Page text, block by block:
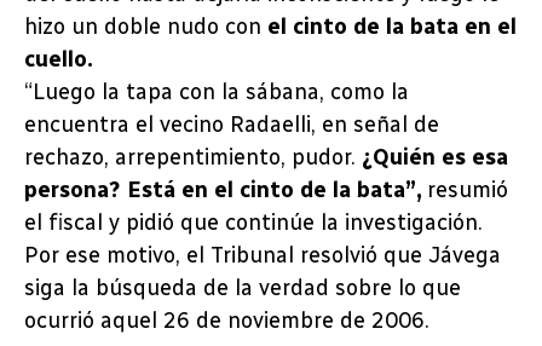
hizo un doble nudo con el cinto de la bata en el
cuello.
“Luego la tapa con la sábana, como la
encuentra el vecino Radaelli, en señal de
rechazo, arrepentimiento, pudor. ¿Quién es esa
persona? Está en el cinto de la bata”, resumió
el fiscal y pidió que continúe la investigación.
Por ese motivo, el Tribunal resolvió que Jávega
siga la búsqueda de la verdad sobre lo que
ocurrió aquel 26 de noviembre de 2006.